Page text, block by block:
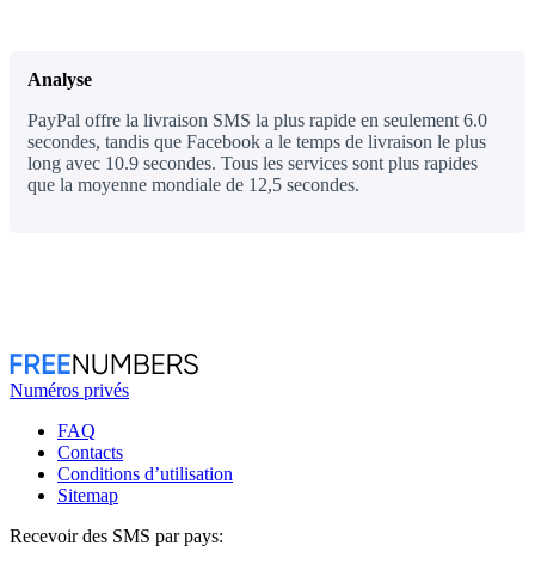
Analyse
PayPal offre la livraison SMS la plus rapide en seulement 6.0
secondes, tandis que Facebook a le temps de livraison le plus
long avec 10.9 secondes. Tous les services sont plus rapides
que la moyenne mondiale de 12,5 secondes.
Numéros privés
FAQ
Contacts
Conditions d’utilisation
Sitemap
Recevoir des SMS par pays: